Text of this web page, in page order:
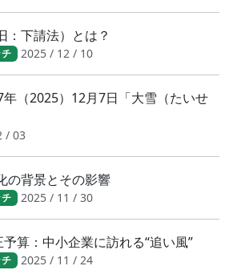
：下請法）とは？
2025 / 12 / 10
（2025）12月7日「大雪（たいせ
/ 03
の背景とその影響
2025 / 11 / 30
算：中小企業に訪れる“追い風”
2025 / 11 / 24